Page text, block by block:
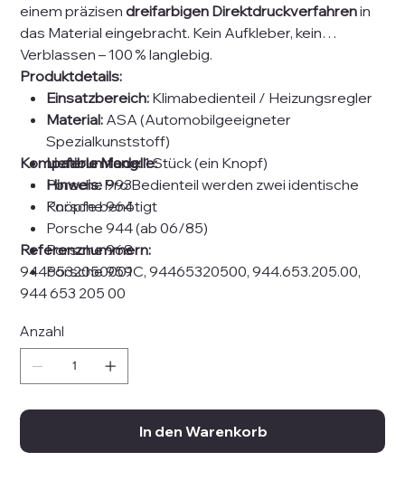
einem präzisendreifarbigen Direktdruckverfahrenin
das Material eingebracht. Kein Aufkleber, kein
Verblassen – 100 % langlebig.
Produktdetails:
Einsatzbereich: Klimabedienteil / Heizungsregler
Material: ASA (Automobilgeeigneter
Spezialkunststoff)
Lieferumfang:1 Stück (ein Knopf)
Hinweis:Pro Bedienteil werden zwei identische
Knöpfe benötigt
Kompatible Modelle:
Porsche 993
Porsche 964
Porsche 944 (ab 06/85)
Porsche 968
Porsche 959
Referenznummern:
9446532050001C, 94465320500, 944.653.205.00,
944 653 205 00
Anzahl
In den Warenkorb